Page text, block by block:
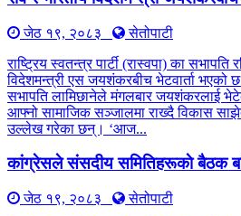
जेठ १९, २०८३
सेतोपाटी
राष्ट्रिय स्वतन्त्र पार्टी (रास्वपा) का सभापति
विदेशमन्त्री एस जयशंकरबीच भेटवार्ता भएको
सभापति लामिछानेले मंगलबार जयशंकरलाई
आफ्नो सामाजिक सञ्जालमा राख्दै विकास
उल्लेख गरेका छन्। ‘आज...
कांग्रेसले संसदीय समितिहरूकाे बैठक
जेठ १९, २०८३
सेतोपाटी